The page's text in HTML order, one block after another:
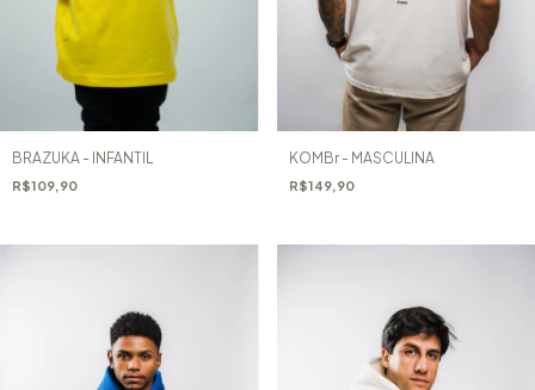
BRAZUKA - INFANTIL
R$109,90
KOMBr - MASCULINA
R$149,90